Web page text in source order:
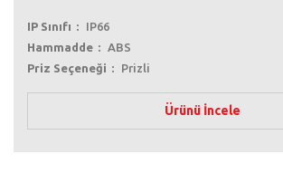
IP Sınıfı
IP66
Hammadde
ABS
Priz Seçeneği
Prizli
Ürünü İncele